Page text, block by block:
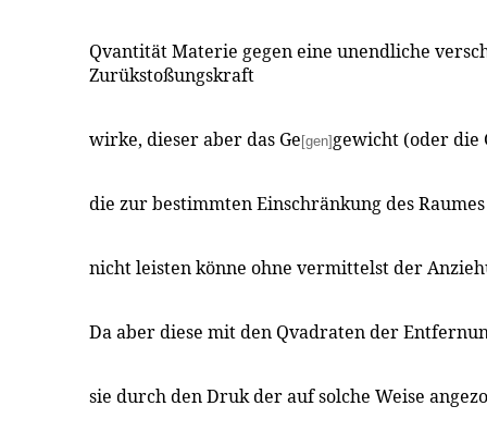
Qvantität Materie gegen eine unendliche
Zurükstoßungskraft
wirke, dieser aber das Ge [gen] gewicht (oder die
die zur bestimmten Einschränkung des
nicht leisten könne ohne vermittelst der
Da aber diese mit den Qvadraten der
sie durch den Druk der auf solche Weise